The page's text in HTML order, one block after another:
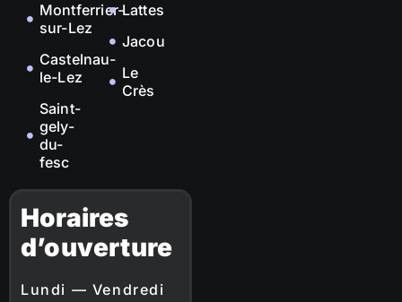
Montferrier-
sur-Lez
Castelnau-
le-Lez
Saint-
gely-
du-
fesc
Lattes
Jacou
Le
Crès
Horaires
d’ouverture
Lundi — Vendredi